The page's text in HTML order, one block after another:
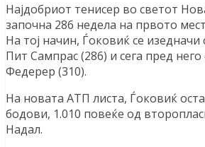
Најдобриот тенисер во светот
започна 286 недела на првото
На тој начин, Ѓоковиќ се изедначи
Пит Сампрас (286) и сега пред
Федерер (310).
На новата АТП листа, Ѓоковиќ
бодови, 1.010 повеќе од
Надал.